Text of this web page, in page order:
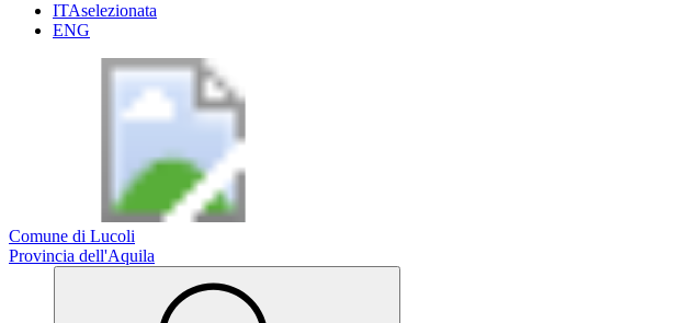
ITAselezionata
ENG
Comune di Lucoli
Provincia dell'Aquila